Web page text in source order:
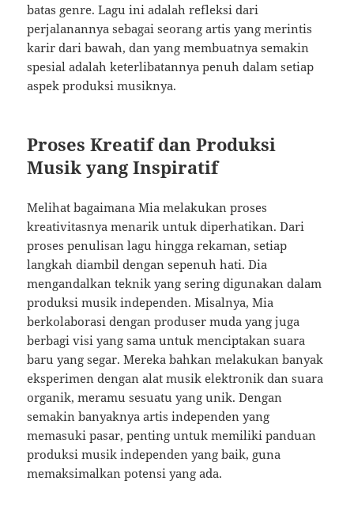
batas genre. Lagu ini adalah refleksi dari
perjalanannya sebagai seorang artis yang merintis
karir dari bawah, dan yang membuatnya semakin
spesial adalah keterlibatannya penuh dalam setiap
aspek produksi musiknya.
Proses Kreatif dan Produksi
Musik yang Inspiratif
Melihat bagaimana Mia melakukan proses
kreativitasnya menarik untuk diperhatikan. Dari
proses penulisan lagu hingga rekaman, setiap
langkah diambil dengan sepenuh hati. Dia
mengandalkan teknik yang sering digunakan dalam
produksi musik independen. Misalnya, Mia
berkolaborasi dengan produser muda yang juga
berbagi visi yang sama untuk menciptakan suara
baru yang segar. Mereka bahkan melakukan banyak
eksperimen dengan alat musik elektronik dan suara
organik, meramu sesuatu yang unik. Dengan
semakin banyaknya artis independen yang
memasuki pasar, penting untuk memiliki panduan
produksi musik independen yang baik, guna
memaksimalkan potensi yang ada.